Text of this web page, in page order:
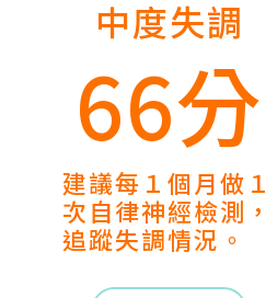
中度失調
66分
建議每１個月做１
次自律神經檢測，
追蹤失調情況。